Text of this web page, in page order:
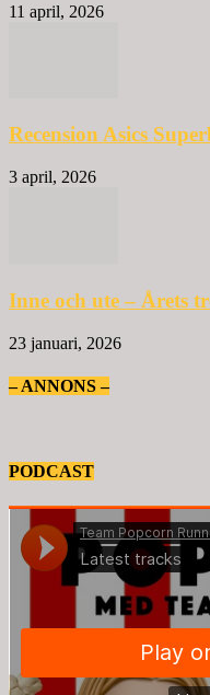
11 april, 2026
Recension Asics
3 april, 2026
Inne och ute – Årets
23 januari, 2026
– ANNONS –
PODCAST